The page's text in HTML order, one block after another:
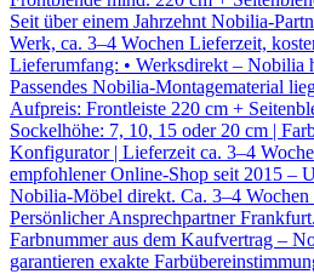
Seit über einem Jahrzehnt Nobilia-
Werk, ca. 3–4 Wochen Lieferzeit,
Lieferumfang: • Werksdirekt – Nobilia
Passendes Nobilia-Montagematerial
Aufpreis: Frontleiste 220 cm +
Sockelhöhe: 7, 10, 15 oder 20 cm |
Konfigurator | Lieferzeit ca. 3–4
empfohlener Online-Shop seit 2015 –
Nobilia-Möbel direkt. Ca. 3–4 Wochen
Persönlicher Ansprechpartner
Farbnummer aus dem Kaufvertrag –
garantieren exakte